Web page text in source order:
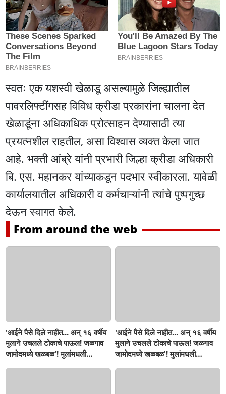
स्वतः एक यशस्वी खेळाडू असल्यामुळे जिल्ह्यातील
पावरलिफ्टींगसह विविध क्रीडा प्रकारांना चालना देत
खेळाडूंना अधिकाधिक प्रोत्साहन देण्यासाठी त्या
प्रयत्नशील राहतील, असा विश्वास व्यक्त केला जात
आहे. भक्ती आंब्रे यांनी प्रभारी जिल्हा क्रीडा अधिकारी
बि. एस. महानकर यांच्याकडून पदभार स्वीकारला. यावेळी
कार्यालयातील अधिकारी व कर्मचाऱ्यांनी त्यांचे पुष्पगुच्छ
देऊन स्वागत केले.
From around the web
'आईने पैसे दिले नाहीत... अन् १६ वर्षीय
मुलाने उचलले टोकाचे पाऊल! जळगाव
जामोदमध्ये खळबळ'! मुलांमधली
'आईने पैसे दिले नाहीत... अन् १६ वर्षीय
मुलाने उचलले टोकाचे पाऊल! जळगाव
जामोदमध्ये खळबळ'! मुलांमधली